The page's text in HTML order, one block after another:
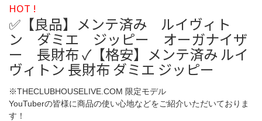
HOT !
✅【良品】メンテ済み ルイヴィト
ン ダミエ ジッピー オーガナイザ
ー 長財布 ✓【格安】メンテ済み ルイ
ヴィトン 長財布 ダミエ ジッピー
※THECLUBHOUSELIVE.COM 限定モデル
YouTuberの皆様に商品の使い心地などをご紹介いただいておりま
す！